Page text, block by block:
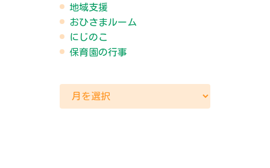
地域支援
おひさまルーム
にじのこ
保育園の行事